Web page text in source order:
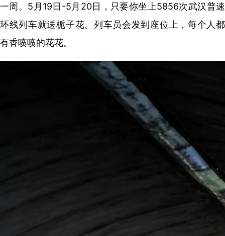
一周。5月19日-5月20日，只要你坐上5856次武汉普速
环线列车就送栀子花。列车员会发到座位上，每个人都
有香喷喷的花花。